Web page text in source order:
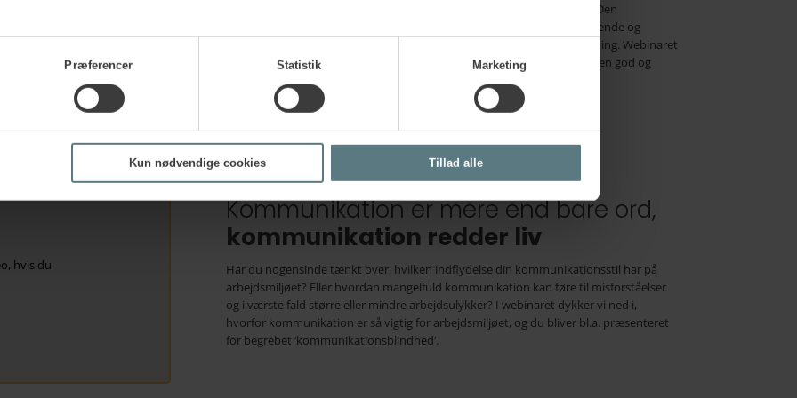
Præferencer Statistik Marketing
Kun nødvendige cookies Tillad alle
kommer til at sikre dine medarbejderes trivsel og langtidsholdbarhed. Den
menneskelige kontakt med borgere, klienter eller kunder er både berigende og
krævende, men de høje følelsesmæssige krav kan også være en belastning. Webinaret
giver dig konkrete værktøjer til at forebygge og håndtere disse krav på en god og
hvis du
kommunikation redder liv
Har du nogensinde tænkt over, hvilken indflydelse din kommunikationsstil har på
arbejdsmiljøet? Eller hvordan mangelfuld kommunikation kan føre til misforståelser
og i værste fald større eller mindre arbejdsulykker? I webinaret dykker vi ned i,
hvorfor kommunikation er så vigtig for arbejdsmiljøet, og du bliver bl.a. præsenteret
for begrebet ‘kommunikationsblindhed‘.